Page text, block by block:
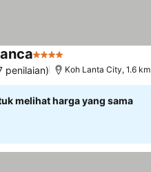
4 Bintang
penilaian) Koh Lanta City, 1.6
melihat harga yang sama